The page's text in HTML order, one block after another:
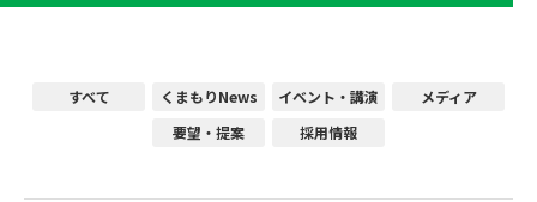
すべて くまもりNews イベント・講演
メディア
要望・提案
採用情報